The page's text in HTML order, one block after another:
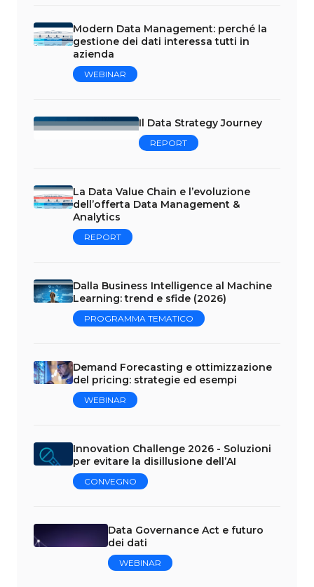
Modern Data Management: perché la
gestione dei dati interessa tutti in
azienda
WEBINAR
Il Data Strategy Journey
REPORT
La Data Value Chain e l’evoluzione
dell’offerta Data Management &
Analytics
REPORT
Dalla Business Intelligence al Machine
Learning: trend e sfide (2026)
PROGRAMMA TEMATICO
Demand Forecasting e ottimizzazione
del pricing: strategie ed esempi
WEBINAR
Innovation Challenge 2026 - Soluzioni
per evitare la disillusione dell’AI
CONVEGNO
Data Governance Act e futuro
dei dati
WEBINAR